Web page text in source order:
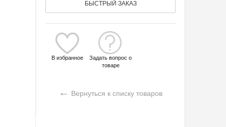
БЫСТРЫЙ ЗАКАЗ
В избранное
Задать вопрос о
товаре
← Вернуться к списку товаров